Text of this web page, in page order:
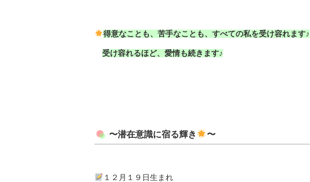
得意なことも、苦手なことも、すべての私を受け容れます♪
受け容れるほど、愛情も続きます♪
〜潜在意識に宿る輝き 〜
１２月１９日生まれ